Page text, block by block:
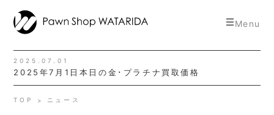
toggle
Menu
2025.07.01
2025年7月1日本日の金･プラチナ買取価格
TOP ニュース